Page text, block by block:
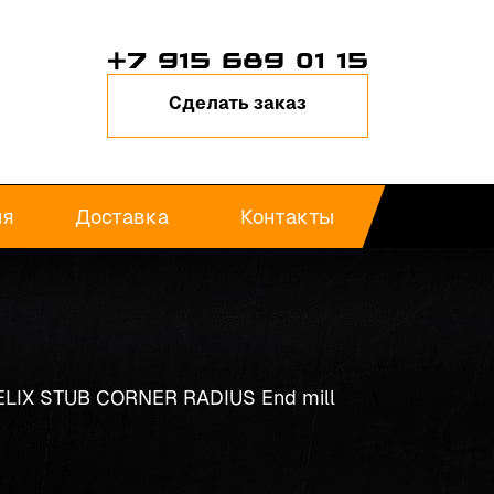
+7 915 689 01 15
Сделать заказ
Доставка Контакты
STUB CORNER RADIUS End mill